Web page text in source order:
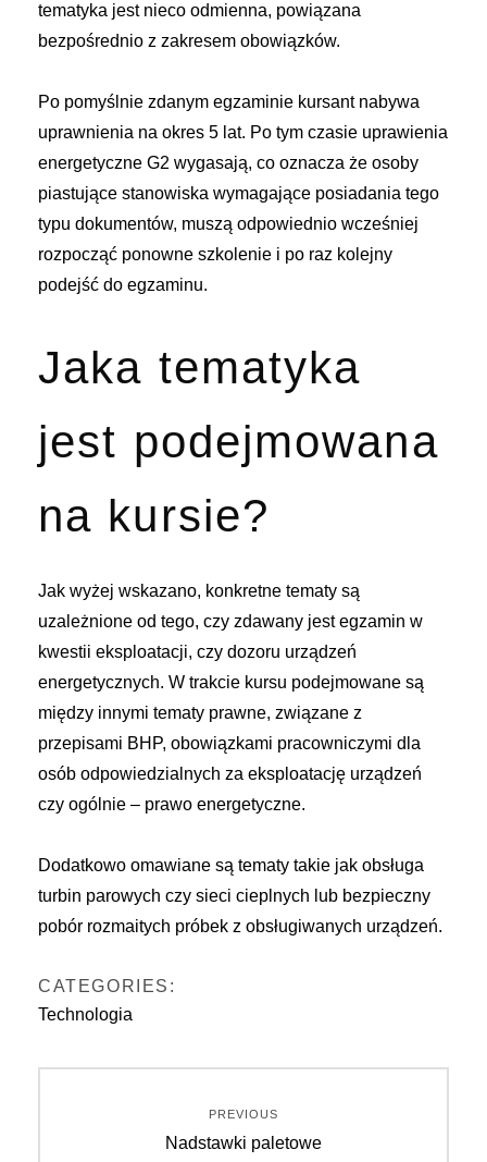
tematyka jest nieco odmienna, powiązana
bezpośrednio z zakresem obowiązków.
Po pomyślnie zdanym egzaminie kursant nabywa
uprawnienia na okres 5 lat. Po tym czasie uprawienia
energetyczne G2 wygasają, co oznacza że osoby
piastujące stanowiska wymagające posiadania tego
typu dokumentów, muszą odpowiednio wcześniej
rozpocząć ponowne szkolenie i po raz kolejny
podejść do egzaminu.
Jaka tematyka
jest podejmowana
na kursie?
Jak wyżej wskazano, konkretne tematy są
uzależnione od tego, czy zdawany jest egzamin w
kwestii eksploatacji, czy dozoru urządzeń
energetycznych. W trakcie kursu podejmowane są
między innymi tematy prawne, związane z
przepisami BHP, obowiązkami pracowniczymi dla
osób odpowiedzialnych za eksploatację urządzeń
czy ogólnie – prawo energetyczne.
Dodatkowo omawiane są tematy takie jak obsługa
turbin parowych czy sieci cieplnych lub bezpieczny
pobór rozmaitych próbek z obsługiwanych urządzeń.
CATEGORIES:
Technologia
Nawigacja
PREVIOUS
Previous
Nadstawki paletowe